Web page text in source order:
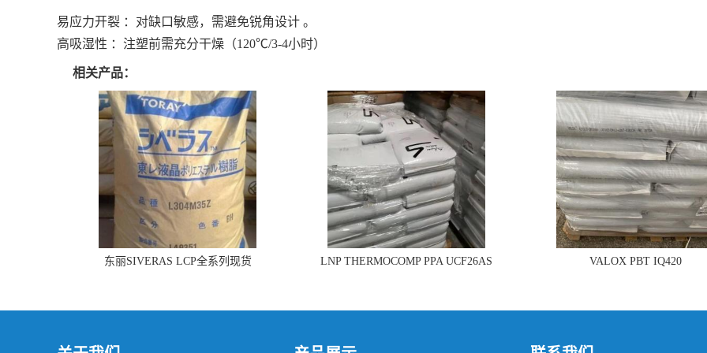
易应力开裂 ：对缺口敏感，需避免锐角设计 。
高吸湿性 ：注塑前需充分干燥（120℃/3-4小时）
相关产品：
东丽SIVERAS LCP全系列现货 LNP THERMOCOMP PPA UCF26AS VALOX PBT IQ420